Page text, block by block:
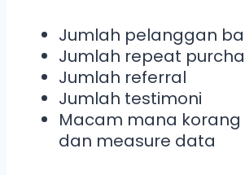
Jumlah pelanggan
Jumlah repeat
Jumlah referral
Jumlah testimoni
Macam mana
dan measure data